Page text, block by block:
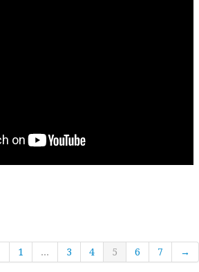
1 ... 3 4 5 6 7 →